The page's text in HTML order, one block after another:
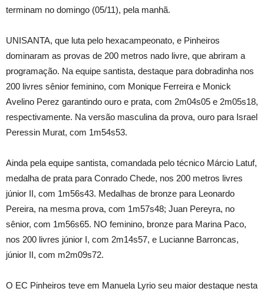
terminam no domingo (05/11), pela manhã.
UNISANTA, que luta pelo hexacampeonato, e Pinheiros
dominaram as provas de 200 metros nado livre, que abriram a
programação. Na equipe santista, destaque para dobradinha nos
200 livres sênior feminino, com Monique Ferreira e Monick
Avelino Perez garantindo ouro e prata, com 2m04s05 e 2m05s18,
respectivamente. Na versão masculina da prova, ouro para Israel
Peressin Murat, com 1m54s53.
Ainda pela equipe santista, comandada pelo técnico Márcio Latuf,
medalha de prata para Conrado Chede, nos 200 metros livres
júnior II, com 1m56s43. Medalhas de bronze para Leonardo
Pereira, na mesma prova, com 1m57s48; Juan Pereyra, no
sênior, com 1m56s65. NO feminino, bronze para Marina Paco,
nos 200 livres júnior I, com 2m14s57, e Lucianne Barroncas,
júnior II, com m2m09s72.
O EC Pinheiros teve em Manuela Lyrio seu maior destaque nesta